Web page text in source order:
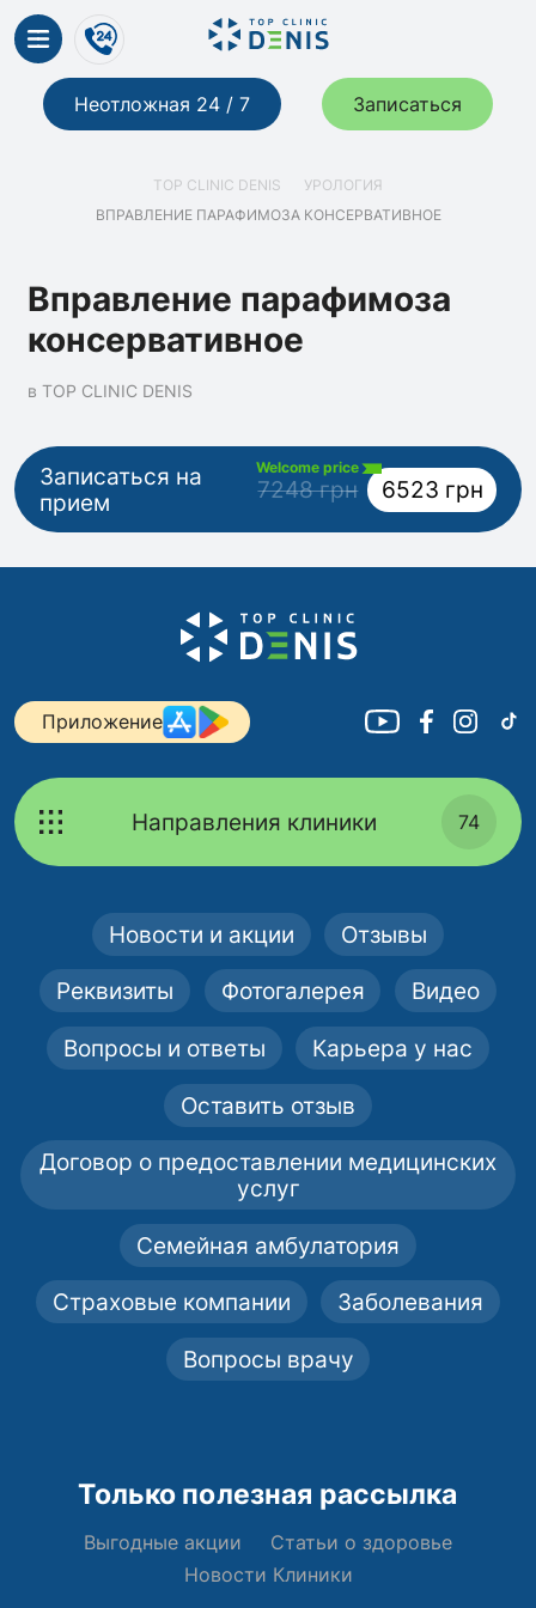
Неотложная 24 / 7 Записаться
TOP CLINIC DENIS
УРОЛОГИЯ
ВПРАВЛЕНИЕ ПАРАФИМОЗА КОНСЕРВАТИВНОЕ
Вправление парафимоза
консервативное
в TOP CLINIC DENIS
Записаться на
прием
Welcome price
7248 грн 6523 грн
Приложение
Направления клиники 74
Новости и акции Отзывы
Реквизиты Фотогалерея Видео
Вопросы и ответы Карьера у нас
Оставить отзыв
Договор о предоставлении медицинских
услуг
Семейная амбулатория
Страховые компании Заболевания
Вопросы врачу
Только полезная рассылка
Выгодные акции
Статьи о здоровье
Новости Клиники